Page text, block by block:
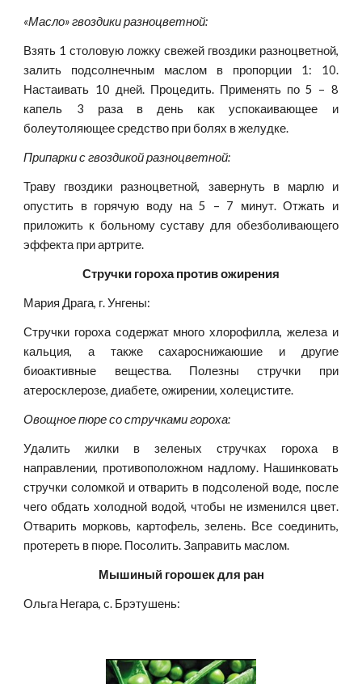
«Масло» гвоздики разноцветной:
Взять 1 столовую ложку свежей гвоздики разноцветной,
залить подсолнечным маслом в пропорции 1: 10.
Настаивать 10 дней. Процедить. Применять по 5 – 8
капель 3 раза в день как успокаивающее и
болеутоляющее средство при болях в желудке.
Припарки с гвоздикой разноцветной:
Траву гвоздики разноцветной, завернуть в марлю и
опустить в горячую воду на 5 – 7 минут. Отжать и
приложить к больному суставу для обезболивающего
эффекта при артрите.
Стручки гороха против ожирения
Мария Драга, г. Унгены:
Стручки гороха содержат много хлорофилла, железа и
кальция, а также сахароснижаюшие и другие
биоактивные вещества. Полезны стручки при
атеросклерозе, диабете, ожирении, холецистите.
Овощное пюре со стручками гороха:
Удалить жилки в зеленых стручках гороха в
направлении, противоположном надлому. Нашинковать
стручки соломкой и отварить в подсоленой воде, после
чего обдать холодной водой, чтобы не изменился цвет.
Отварить морковь, картофель, зелень. Все соединить,
протереть в пюре. Посолить. Заправить маслом.
Мышиный горошек для ран
Ольга Негара, с. Брэтушень: